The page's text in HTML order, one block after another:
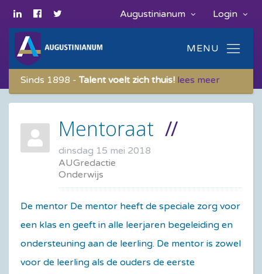
Login
Augustinianum
Sinds 1898 -Talent voelt zich thuis! lees meer
Mentoraat
dinsdag 15 mei 2018
AUGredactie
Onderwijs
De mentor De mentor heeft de speciale zorg voor
een klas en geeft in alle leerjaren begeleiding en
ondersteuning aan de leerling. De mentor is zowel
voor de leerling als de ouders de eerste